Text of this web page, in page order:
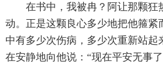
在书中，我被冉？阿让那颗狂
动。正是这颗良心多少地把他箍紧
中有多少次伤病，多少次重新站起
在安静地向他说：“现在平安无事